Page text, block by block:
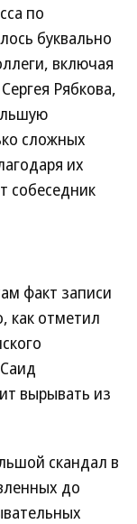
по
буквально
включая
Рябкова,
сложных
их
собеседник
факт записи
как отметил
вырывать из
скандал в
до